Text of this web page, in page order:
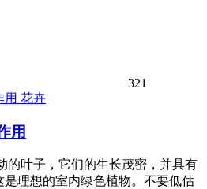
321
花卉
用
的叶子，它们的生长茂密，并具有
是理想的室内绿色植物。不要低估